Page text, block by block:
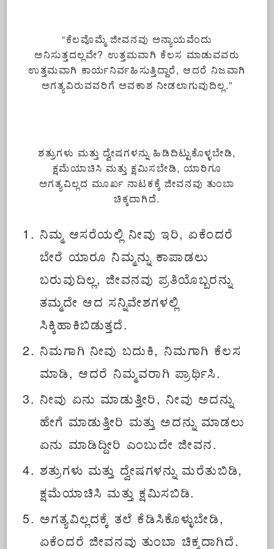
“ಕೆಲವೊಮ್ಮೆ ಜೀವನವು ಅನ್ಯಾಯವೆಂದು
ಅನಿಸುತ್ತದಲ್ಲವೇ? ಉತ್ತಮವಾಗಿ ಕೆಲಸ ಮಾಡುವವರು
ಉತ್ತಮವಾಗಿ ಕಾರ್ಯನಿರ್ವಹಿಸುತ್ತಿದ್ದಾರೆ, ಆದರೆ ನಿಜವಾಗಿ
ಅಗತ್ಯವಿರುವವರಿಗೆ ಅವಕಾಶ ನೀಡಲಾಗುವುದಿಲ್ಲ.”
ಶತ್ರುಗಳು ಮತ್ತು ದ್ವೇಷಗಳನ್ನು ಹಿಡಿದಿಟ್ಟುಕೊಳ್ಳಬೇಡಿ,
ಕ್ಷಮೆಯಾಚಿಸಿ ಮತ್ತು ಕ್ಷಮಿಸಬೇಡಿ, ಯಾರಿಗೂ
ಅಗತ್ಯವಿಲ್ಲದ ಮೂರ್ಖ ನಾಟಕಕ್ಕೆ ಜೀವನವು ತುಂಬಾ
ಚಿಕ್ಕದಾಗಿದೆ.
ನಿಮ್ಮ ಆಸರೆಯಲ್ಲಿ ನೀವು ಇರಿ, ಏಕೆಂದರೆ
ಬೇರೆ ಯಾರೂ ನಿಮ್ಮನ್ನು ಕಾಪಾಡಲು
ಬರುವುದಿಲ್ಲ, ಜೀವನವು ಪ್ರತಿಯೊಬ್ಬರನ್ನು
ತಮ್ಮದೇ ಆದ ಸನ್ನಿವೇಶಗಳಲ್ಲಿ
ಸಿಕ್ಕಿಹಾಕಿಬಿಡುತ್ತದೆ.
ನಿಮಗಾಗಿ ನೀವು ಬದುಕಿ, ನಿಮಗಾಗಿ ಕೆಲಸ
ಮಾಡಿ, ಆದರೆ ನಿಮ್ಮವರಾಗಿ ಪ್ರಾರ್ಥಿಸಿ.
ನೀವು ಏನು ಮಾಡುತ್ತೀರಿ, ನೀವು ಅದನ್ನು
ಹೇಗೆ ಮಾಡುತ್ತೀರಿ ಮತ್ತು ಅದನ್ನು ಮಾಡಲು
ಏನು ಮಾಡಿದ್ದೀರಿ ಎಂಬುದೇ ಜೀವನ.
ಶತ್ರುಗಳು ಮತ್ತು ದ್ವೇಷಗಳನ್ನು ಮರೆತುಬಿಡಿ,
ಕ್ಷಮೆಯಾಚಿಸಿ ಮತ್ತು ಕ್ಷಮಿಸಬಿಡಿ.
ಅಗತ್ಯವಿಲ್ಲದಕ್ಕೆ ತಲೆ ಕೆಡಿಸಿಕೊಳ್ಳುಬೇಡಿ,
ಏಕೆಂದರೆ ಜೀವನವು ತುಂಬಾ ಚಿಕ್ಕದಾಗಿದೆ.